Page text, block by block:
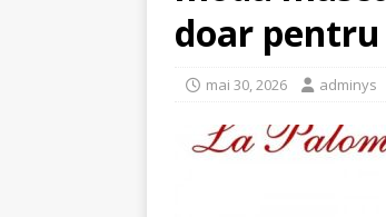
doar
mai 30, 2026 adminys